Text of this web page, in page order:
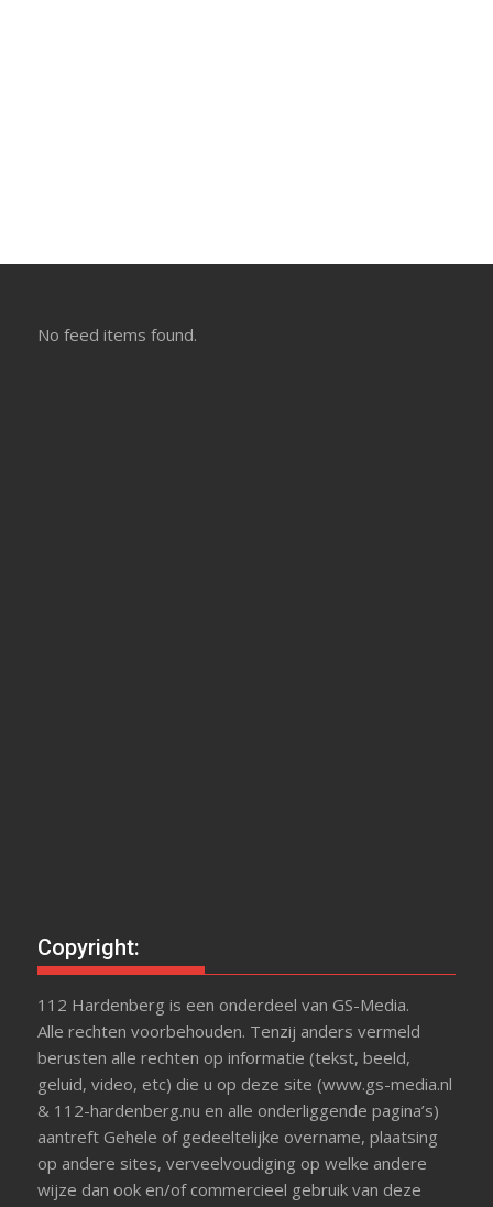
No feed items found.
Copyright:
112 Hardenberg is een onderdeel van GS-Media.
Alle rechten voorbehouden. Tenzij anders vermeld
berusten alle rechten op informatie (tekst, beeld,
geluid, video, etc) die u op deze site (www.gs-media.nl
& 112-hardenberg.nu en alle onderliggende pagina’s)
aantreft Gehele of gedeeltelijke overname, plaatsing
op andere sites, verveelvoudiging op welke andere
wijze dan ook en/of commercieel gebruik van deze